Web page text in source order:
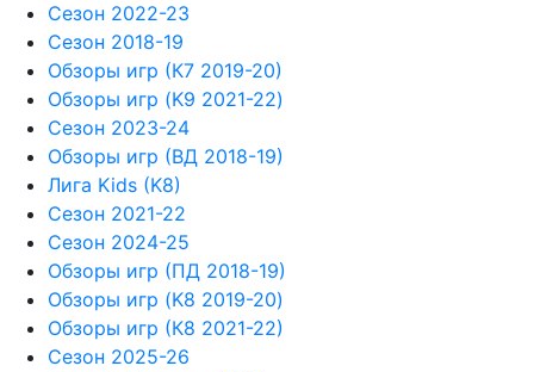
Сезон 2022-23
Сезон 2018-19
Обзоры игр (К7 2019-20)
Обзоры игр (K9 2021-22)
Сезон 2023-24
Обзоры игр (ВД 2018-19)
Лига Kids (K8)
Сезон 2021-22
Сезон 2024-25
Обзоры игр (ПД 2018-19)
Обзоры игр (K8 2019-20)
Обзоры игр (К8 2021-22)
Сезон 2025-26